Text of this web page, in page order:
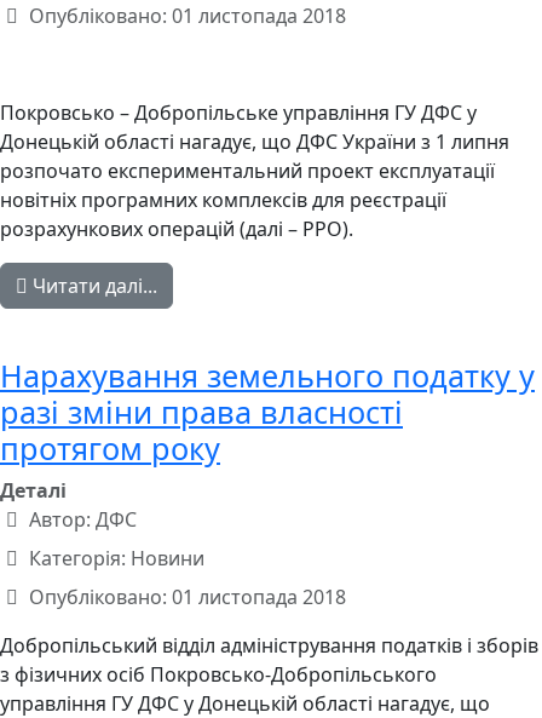
Опубліковано: 01 листопада 2018
Покровсько – Добропільське управління ГУ ДФС у
Донецькій області нагадує, що ДФС України з 1 липня
розпочато експериментальний проект експлуатації
новітніх програмних комплексів для реєстрації
розрахункових операцій (далі – РРО).
Читати далі...
Нарахування земельного податку у
разі зміни права власності
протягом року
Деталі
Автор: ДФС
Категорія: Новини
Опубліковано: 01 листопада 2018
Добропільський відділ адміністрування податків і зборів
з фізичних осіб Покровсько-Добропільського
управління ГУ ДФС у Донецькій області нагадує, що